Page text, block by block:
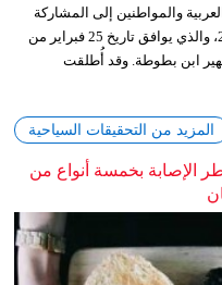
والمواطنين إلى المشاركة
في الاحتفال بيوم السياحة العربي لعام 2026، والذي يوافق تاريخ 25 فبراير من
ابن بطوطة. وقد أُطلقت
المزيد من التحقيقات السياحية
الإصابة بخمسة أنواع من